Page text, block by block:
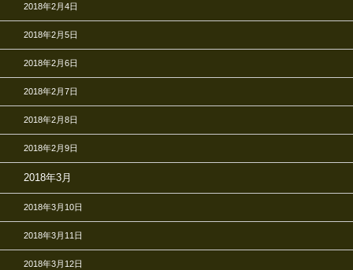
2018年2月4日
2018年2月5日
2018年2月6日
2018年2月7日
2018年2月8日
2018年2月9日
2018年3月
2018年3月10日
2018年3月11日
2018年3月12日